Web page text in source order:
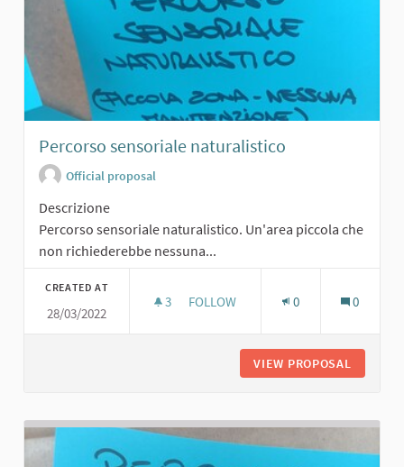
Percorso sensoriale naturalistico
Official proposal
Descrizione
Percorso sensoriale naturalistico. Un'area piccola che
non richiederebbe nessuna...
CREATED AT
28/03/2022
3 3 FOLLOWERS
FOLLOW 0 0
VIEW PROPOSAL